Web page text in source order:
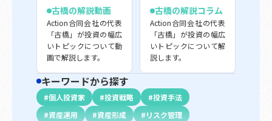
古橋の解説動画
Action合同会社の代表
「古橋」が投資の幅広
いトピックについて動
画で解説します。
古橋の解説コラム
Action合同会社の代表
「古橋」が投資の幅広
いトピックについて解
説します。
キーワードから探す
個人投資家 投資戦略
投資手法
資産運用
資産形成
リスク管理